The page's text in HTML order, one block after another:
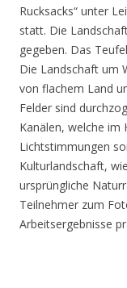
Rucksacks“ unter
statt. Die
gegeben. Das
Die Landschaft um
von flachem Land
Felder sind
Kanälen, welche im
Lichtstimmungen
Kulturlandschaft,
ursprüngliche
Teilnehmer zum
Arbeitsergebnisse